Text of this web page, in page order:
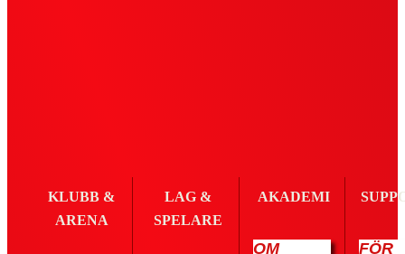
KLUBB &
ARENA
LAG &
SPELARE
AKADEMI
OM
FÖR